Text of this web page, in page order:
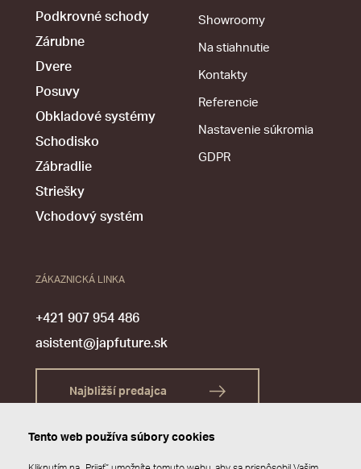
Podkrovné schody
Zárubne
Dvere
Posuvy
Obkladové systémy
Schodisko
Zábradlie
Striešky
Vchodový systém
Showroomy
Na stiahnutie
Kontakty
Referencie
Nastavenie súkromia
GDPR
ZÁKAZNICKÁ LINKA
+421 907 954 486
asistent@japfuture.sk
Najbližší predajca
Tento web používa súbory cookies